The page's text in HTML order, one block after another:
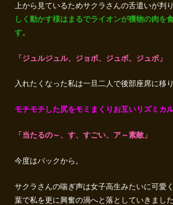
上から見ているためサクラさんの舌遣いが判
しく動かす様はまるでライオンが獲物の肉を
す。
「ジュルジュル、ジョボ、ジュボ、ジュボ」
入れたくなった私は一旦二人で後部座席に移り
モチモチした尻をモミまくりお互いリズミカ
「当たるの～、す、すごい、ア～素敵」
今度はバックから。
サクラさんの喘ぎ声は女子高生みたいに可愛
葉で私を更に興奮の渦へと落としていきました